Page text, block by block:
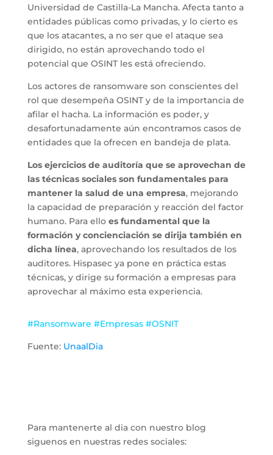
Universidad de Castilla-La Mancha. Afecta tanto a
entidades públicas como privadas, y lo cierto es
que los atacantes, a no ser que el ataque sea
dirigido, no están aprovechando todo el
potencial que OSINT les está ofreciendo.
Los actores de ransomware son conscientes del
rol que desempeña OSINT y de la importancia de
afilar el hacha. La información es poder, y
desafortunadamente aún encontramos casos de
entidades que la ofrecen en bandeja de plata.
Los ejercicios de auditoría que se aprovechan de
las técnicas sociales son fundamentales para
mantener la salud de una empresa, mejorando
la capacidad de preparación y reacción del factor
humano. Para ello es fundamental que la
formación y concienciación se dirija también en
dicha línea, aprovechando los resultados de los
auditores. Hispasec ya pone en práctica estas
técnicas, y dirige su formación a empresas para
aprovechar al máximo esta experiencia.
#Ransomware #Empresas #OSNIT
Fuente: UnaalDia
Para mantenerte al dia con nuestro blog
siguenos en nuestras redes sociales: